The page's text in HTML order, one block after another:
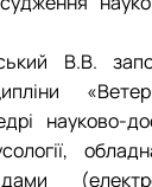
В.В.
науково-